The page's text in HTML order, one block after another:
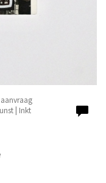
| Inkt